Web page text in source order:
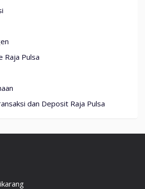
Raja Pulsa
dan Deposit Raja Pulsa